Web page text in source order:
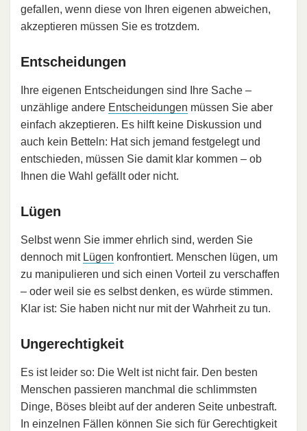
gefallen, wenn diese von Ihren eigenen abweichen,
akzeptieren müssen Sie es trotzdem.
Entscheidungen
Ihre eigenen Entscheidungen sind Ihre Sache –
unzählige andere Entscheidungen müssen Sie aber
einfach akzeptieren. Es hilft keine Diskussion und
auch kein Betteln: Hat sich jemand festgelegt und
entschieden, müssen Sie damit klar kommen – ob
Ihnen die Wahl gefällt oder nicht.
Lügen
Selbst wenn Sie immer ehrlich sind, werden Sie
dennoch mit Lügen konfrontiert. Menschen lügen, um
zu manipulieren und sich einen Vorteil zu verschaffen
– oder weil sie es selbst denken, es würde stimmen.
Klar ist: Sie haben nicht nur mit der Wahrheit zu tun.
Ungerechtigkeit
Es ist leider so: Die Welt ist nicht fair. Den besten
Menschen passieren manchmal die schlimmsten
Dinge, Böses bleibt auf der anderen Seite unbestraft.
In einzelnen Fällen können Sie sich für Gerechtigkeit